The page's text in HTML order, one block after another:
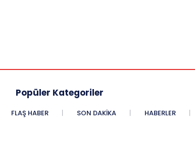
Popüler Kategoriler
FLAŞ HABER SON DAKIKA HABERLER